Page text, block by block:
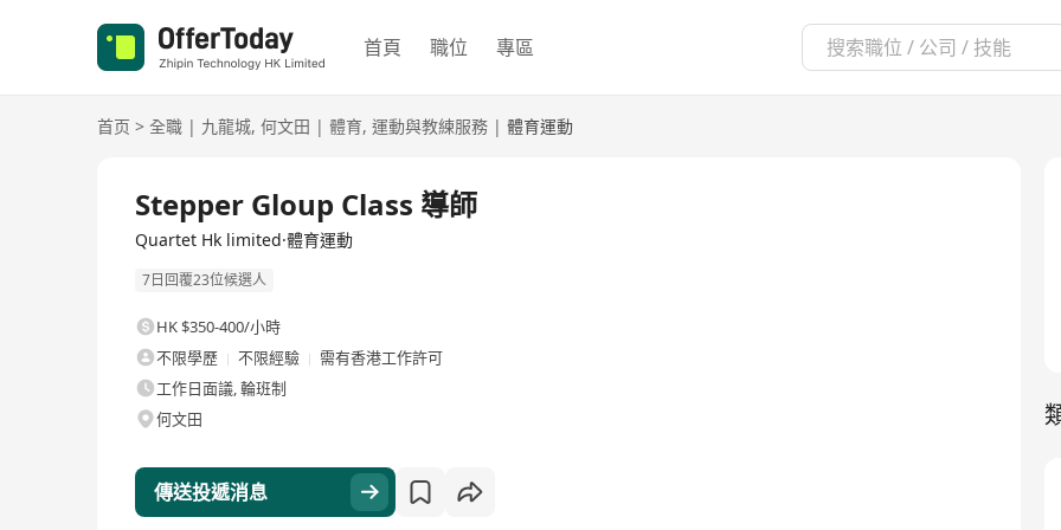
首頁 職位 專區
首页 > 全職 | 九龍城, 何文田 | 體育, 運動與教練服務 | 體育運動
Stepper Gloup Class 導師
Quartet Hk limited·體育運動
7日回覆23位候選人
HK $350-400/小時
不限學歷
不限經驗
需有香港工作許可
工作日面議, 輪班制
何文田
傳送投遞消息